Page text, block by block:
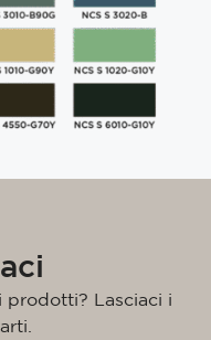
prodotti? Lasciaci i